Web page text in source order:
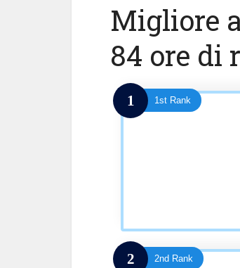
Migliore
84 ore di
1 1st Rank
2 2nd Rank